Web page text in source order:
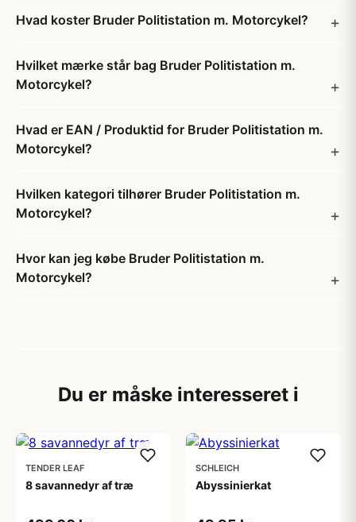
Hvad koster Bruder Politistation m. Motorcykel?
Hvilket mærke står bag Bruder Politistation m.
Motorcykel?
Hvad er EAN / Produktid for Bruder Politistation m.
Motorcykel?
Hvilken kategori tilhører Bruder Politistation m.
Motorcykel?
Hvor kan jeg købe Bruder Politistation m.
Motorcykel?
Du er måske interesseret i
TENDER LEAF
8 savannedyr af træ
SCHLEICH
Abyssinierkat